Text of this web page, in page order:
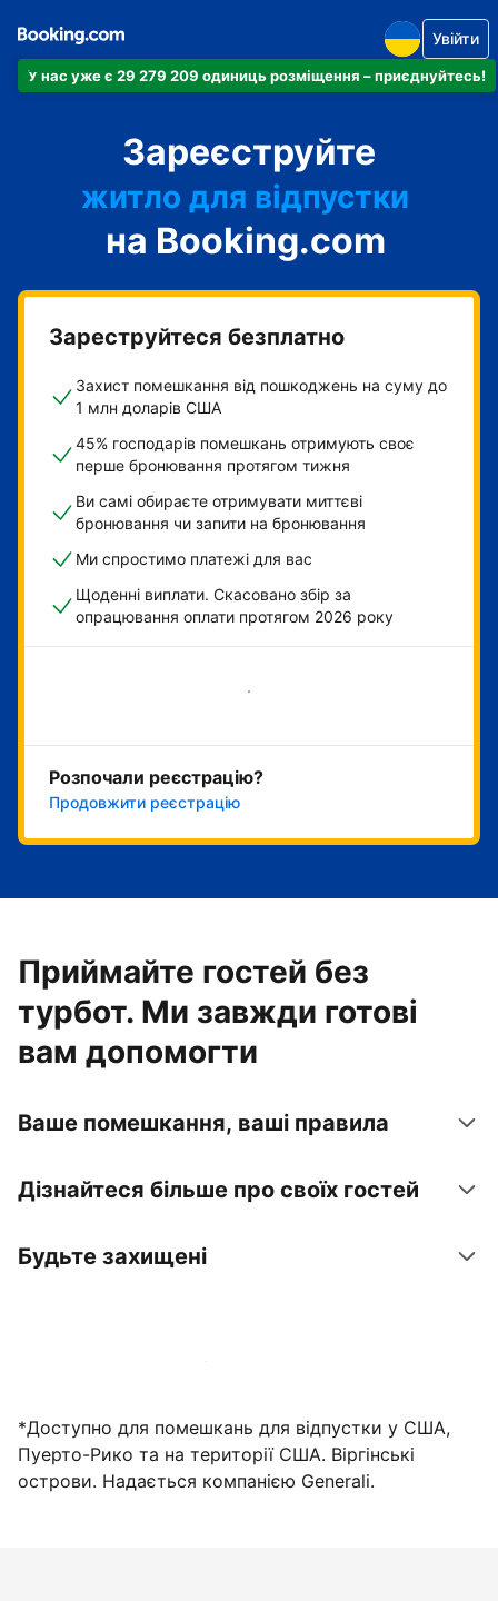
У нас уже є 29 279 209 одиниць розміщення – приєднуйтесь!
Увійти
Зареєструйте
готель
житло для відпустки
гостьовий будинок
готель типу "ліжко і
сніданок"
на Booking.com
Зареструйтеся безплатно
Захист помешкання від пошкоджень на суму до
1 млн доларів США
45% господарів помешкань отримують своє
перше бронювання протягом тижня
Ви самі обираєте отримувати миттєві
бронювання чи запити на бронювання
Ми спростимо платежі для вас
Щоденні виплати. Скасовано збір за
опрацювання оплати протягом 2026 року
Розпочати зараз
Розпочали реєстрацію?
Продовжити реєстрацію
Приймайте гостей без
турбот. Ми завжди готові
вам допомогти
Ваше помешкання, ваші правила
Дізнайтеся більше про своїх гостей
Будьте захищені
Зареєструвати помешкання вже зараз
*Доступно для помешкань для відпустки у США,
Пуерто-Рико та на території США. Віргінські
острови. Надається компанією Generali.